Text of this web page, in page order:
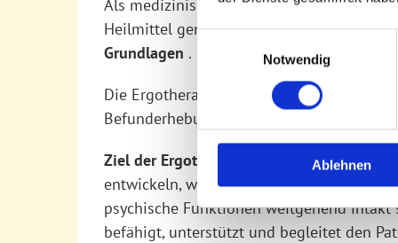
Notwendig
Ablehnen
Als medizinische Fachrichtung gehört
Heilmittel gemäß § 124 Abs. 1 SGB V.
Grundlagen .
Die Ergotherapie ist eine
Befunderhebung und eigenen
Ziel der Ergotherapie
ist es, für den
entwickeln, wiederzuerlangen oder zu
psychische Funktionen weitgehend
befähigt, unterstützt und begleitet den